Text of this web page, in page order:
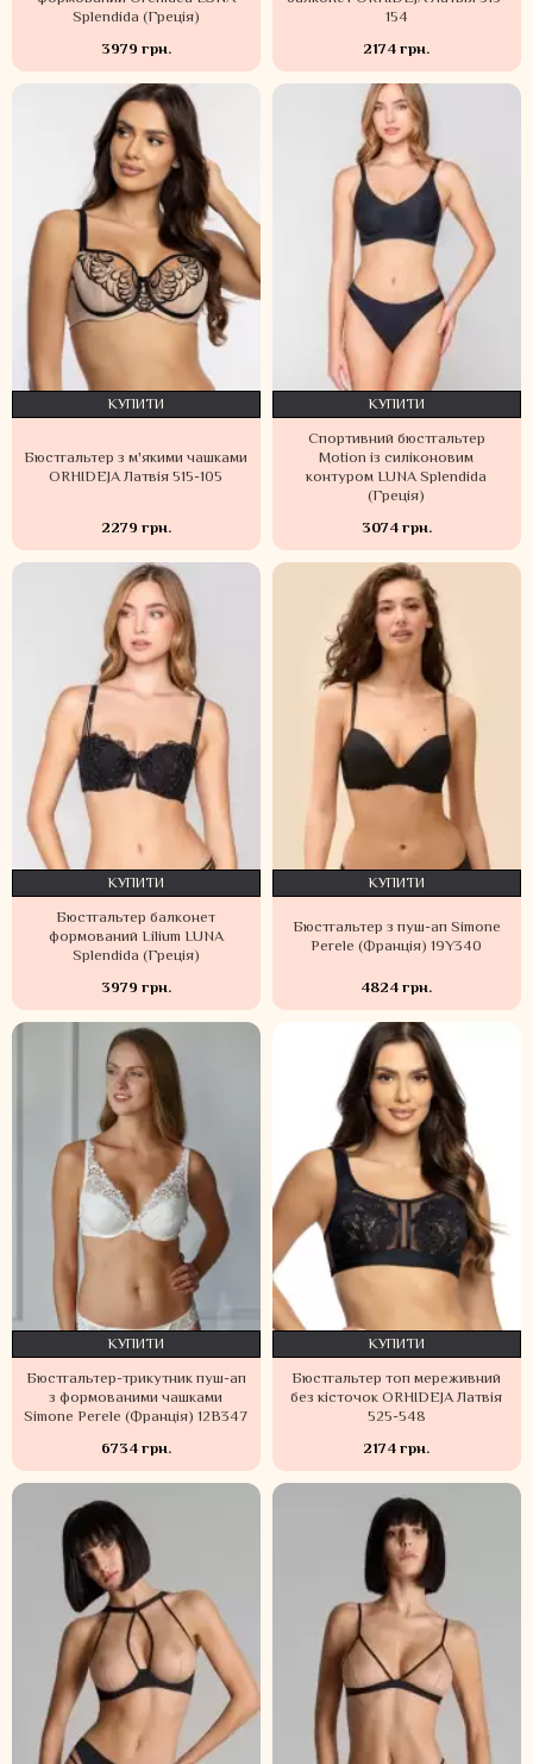
Splendida (Греція)
3979 грн.
154
2174 грн.
Бюстгальтер з м'якими чашками
ORHIDEJA Латвія 515-105
2279 грн.
КУПИТИ
Спортивний бюстгальтер
Motion із силіконовим
контуром LUNA Splendida
(Греція)
3074 грн.
КУПИТИ
Бюстгальтер балконет
формований Lilium LUNA
Splendida (Греція)
3979 грн.
КУПИТИ
Бюстгальтер з пуш-ап Simone
Perele (Франція) 19Y340
4824 грн.
КУПИТИ
Бюстгальтер-трикутник пуш-ап
з формованими чашками
Simone Perele (Франція) 12B347
6734 грн.
КУПИТИ
Бюстгальтер топ мереживний
без кісточок ORHIDEJA Латвія
525-548
2174 грн.
КУПИТИ